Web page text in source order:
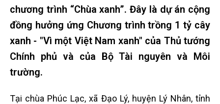
chương trình “Chùa xanh”. Đây là dự án cộng
đồng hưởng ứng Chương trình trồng 1 tỷ cây
xanh - "Vì một Việt Nam xanh" của Thủ tướng
Chính phủ và của Bộ Tài nguyên và Môi
trường.
Tại chùa Phúc Lạc, xã Đạo Lý, huyện Lý Nhân, tỉnh